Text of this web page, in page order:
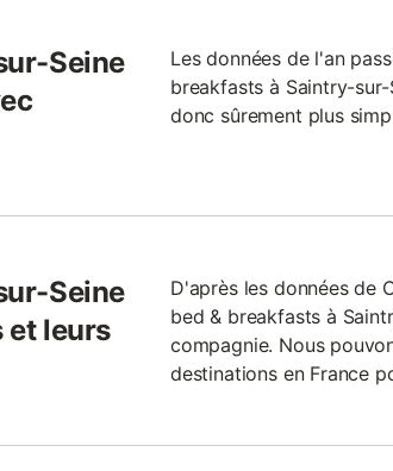
Seine
Les données de l'an
breakfasts à Saintry-
donc sûrement plus
Seine
et leurs
D'après les données de
bed & breakfasts à
compagnie. Nous
destinations en France